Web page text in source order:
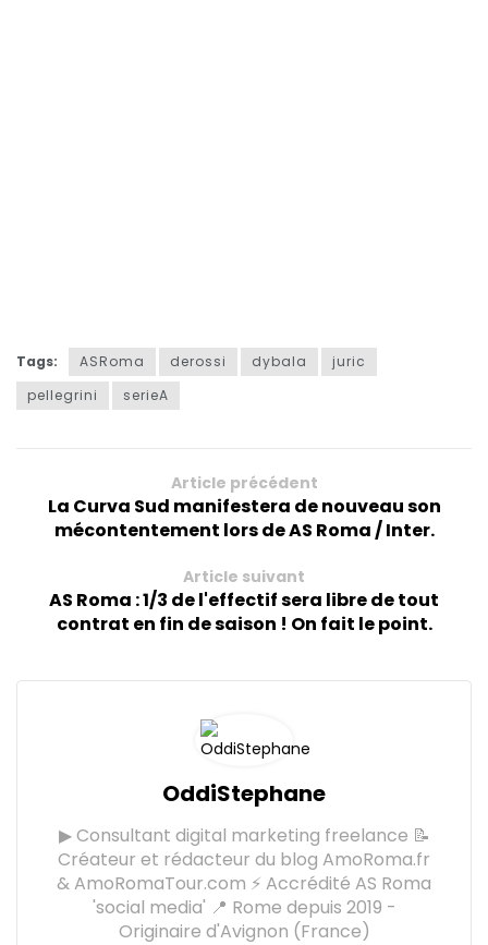
Tags: ASRoma derossi dybala
juric
pellegrini
serieA
Article précédent
La Curva Sud manifestera de nouveau son
mécontentement lors de AS Roma / Inter.
Article suivant
AS Roma : 1/3 de l'effectif sera libre de tout
contrat en fin de saison ! On fait le point.
OddiStephane
▶ Consultant digital marketing freelance 📝
Créateur et rédacteur du blog AmoRoma.fr
& AmoRomaTour.com ⚡ Accrédité AS Roma
'social media' 📍 Rome depuis 2019 -
Originaire d'Avignon (France)